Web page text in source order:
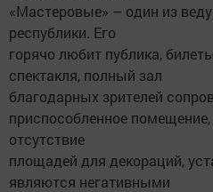
«Мастеровые» – один из
республики. Его
горячо любит публика,
спектакля, полный зал
благодарных зрителей
приспособленное
отсутствие
площадей для декораций,
являются негативными